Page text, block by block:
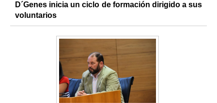
D´Genes inicia un ciclo de formación dirigido a sus
voluntarios